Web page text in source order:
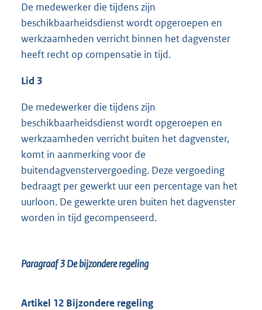
De medewerker die tijdens zijn
beschikbaarheidsdienst wordt opgeroepen en
werkzaamheden verricht binnen het dagvenster
heeft recht op compensatie in tijd.
Lid 3
De medewerker die tijdens zijn
beschikbaarheidsdienst wordt opgeroepen en
werkzaamheden verricht buiten het dagvenster,
komt in aanmerking voor de
buitendagvenstervergoeding. Deze vergoeding
bedraagt per gewerkt uur een percentage van het
uurloon. De gewerkte uren buiten het dagvenster
worden in tijd gecompenseerd.
Paragraaf 3De bijzondere regeling
Artikel 12 Bijzondere regeling